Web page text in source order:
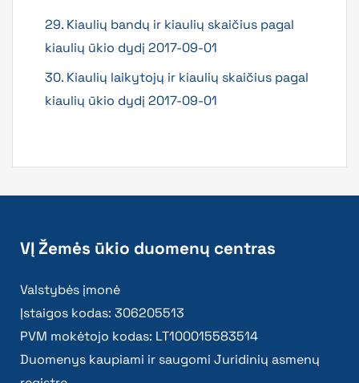
29. Kiaulių bandų ir kiaulių skaičius pagal
kiaulių ūkio dydį 2017-09-01
30. Kiaulių laikytojų ir kiaulių skaičius pagal
kiaulių ūkio dydį 2017-09-01
VĮ Žemės ūkio duomenų centras
Valstybės įmonė
Įstaigos kodas: 306205513
PVM mokėtojo kodas: LT100015583514
Duomenys kaupiami ir saugomi Juridinių asmenų